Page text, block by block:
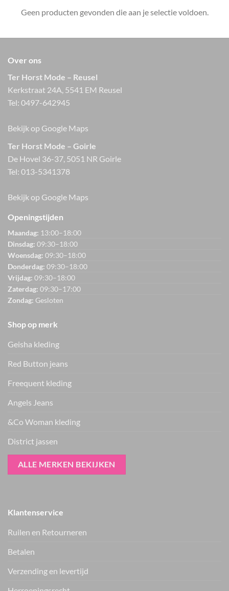
Geen producten gevonden die aan je selectie voldoen.
Over ons
Ter Horst Mode – Reusel
Kerkstraat 24A, 5541 EM Reusel
Tel: 0497-642945
Bekijk op Google Maps
Ter Horst Mode – Goirle
De Hovel 36-37, 5051 NR Goirle
Tel: 013-5341378
Bekijk op Google Maps
Openingstijden
Maandag: 13:00–18:00
Dinsdag: 09:30–18:00
Woensdag: 09:30–18:00
Donderdag: 09:30–18:00
Vrijdag: 09:30–18:00
Zaterdag: 09:30–17:00
Zondag: Gesloten
Shop op merk
Geisha kleding
Red Button jeans
Freequent kleding
Angels Jeans
&Co Woman kleding
District jassen
ALLE MERKEN BEKIJKEN
Klantenservice
Ruilen en Retourneren
Betalen
Verzending en levertijd